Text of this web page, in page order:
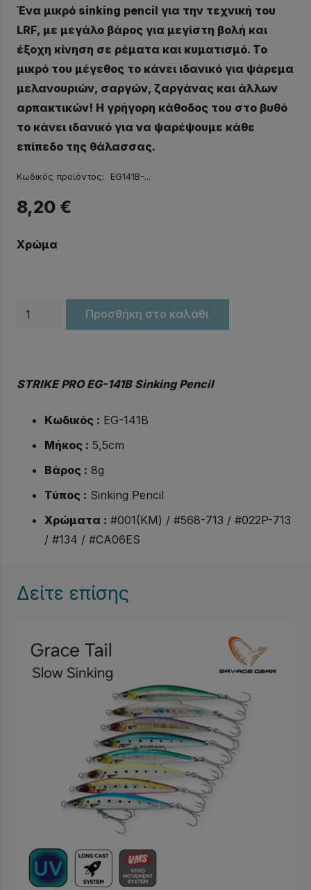
Ένα μικρό sinking pencil για την τεχνική του
LRF, με μεγάλο βάρος για μεγίστη βολή και
έξοχη κίνηση σε ρέματα και κυματισμό. Το
μικρό του μέγεθος το κάνει ιδανικό για ψάρεμα
μελανουριών, σαργών, ζαργάνας και άλλων
αρπακτικών! Η γρήγορη κάθοδος του στο βυθό
το κάνει ιδανικό για να ψαρέψουμε κάθε
επίπεδο της θάλασσας.
Κωδικός προϊόντος: EG141B-...
8,20 €
Χρώμα
Ψαράκια
141B
Προσθήκη στο καλάθι
STRIKE PRO EG-141B Sinking Pencil
Κωδικός : EG-141B
Μήκος : 5,5cm
Βάρος : 8g
Τύπος : Sinking Pencil
Χρώματα : #001(KM) / #568-713 / #022P-713
/ #134 / #CA06ES
Δείτε επίσης